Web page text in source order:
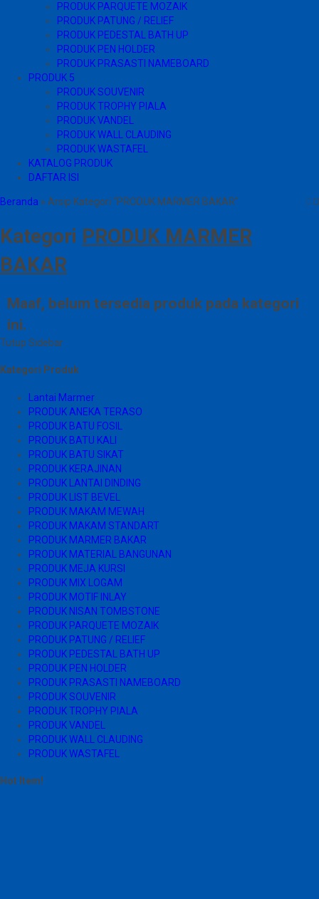
PRODUK PARQUETE MOZAIK
PRODUK PATUNG / RELIEF
PRODUK PEDESTAL BATH UP
PRODUK PEN HOLDER
PRODUK PRASASTI NAMEBOARD
PRODUK 5
PRODUK SOUVENIR
PRODUK TROPHY PIALA
PRODUK VANDEL
PRODUK WALL CLAUDING
PRODUK WASTAFEL
KATALOG PRODUK
DAFTAR ISI
Beranda » Arsip Kategori "PRODUK MARMER BAKAR"
Kategori PRODUK MARMER
BAKAR
Maaf, belum tersedia produk pada kategori
ini.
Tutup Sidebar
Kategori Produk
Lantai Marmer
PRODUK ANEKA TERASO
PRODUK BATU FOSIL
PRODUK BATU KALI
PRODUK BATU SIKAT
PRODUK KERAJINAN
PRODUK LANTAI DINDING
PRODUK LIST BEVEL
PRODUK MAKAM MEWAH
PRODUK MAKAM STANDART
PRODUK MARMER BAKAR
PRODUK MATERIAL BANGUNAN
PRODUK MEJA KURSI
PRODUK MIX LOGAM
PRODUK MOTIF INLAY
PRODUK NISAN TOMBSTONE
PRODUK PARQUETE MOZAIK
PRODUK PATUNG / RELIEF
PRODUK PEDESTAL BATH UP
PRODUK PEN HOLDER
PRODUK PRASASTI NAMEBOARD
PRODUK SOUVENIR
PRODUK TROPHY PIALA
PRODUK VANDEL
PRODUK WALL CLAUDING
PRODUK WASTAFEL
Hot Item!